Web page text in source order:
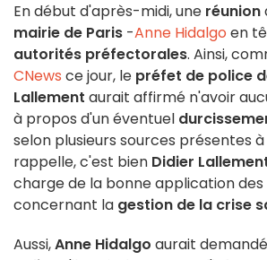
En début d'après-midi, une réunion
mairie de Paris -Anne Hidalgo en
autorités préfectorales. Ainsi,
CNews ce jour, le préfet de police
Lallement aurait affirmé n'avoir
à propos d'un éventuel
selon plusieurs sources présentes
rappelle, c'est bien Didier
charge de la bonne application des
concernant la gestion de la crise
Aussi,Anne Hidalgo aurait